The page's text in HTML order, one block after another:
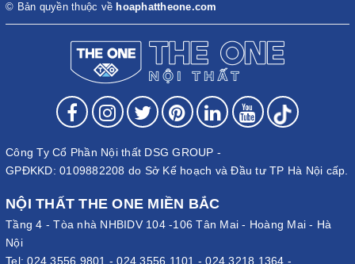
© Bản quyền thuộc về hoaphattheone.com
Công Ty Cổ Phần Nội thất DSG GROUP -
GPĐKKD: 0109882208 do Sở Kế hoạch và Đầu tư TP Hà Nội cấp.
NỘI THẤT THE ONE MIỀN BẮC
Tầng 4 - Tòa nhà NHBIDV 104 -106 Tân Mai - Hoàng Mai - Hà
Nội
Tel:024.3556.9801 -024.3556.1101 -024.3218.1364 -